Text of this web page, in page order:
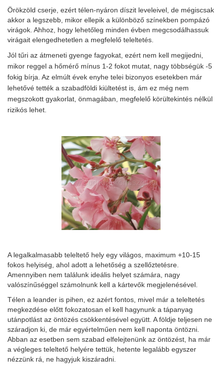
Örökzöld cserje, ezért télen-nyáron díszit leveleivel, de mégiscsak
akkor a legszebb, mikor ellepik a különböző színekben pompázó
virágok. Ahhoz, hogy lehetőleg minden évben megcsodálhassuk
virágait elengedhetetlen a megfelelő teleltetés.
Jól tűri az átmeneti gyenge fagyokat, ezért nem kell megijedni,
mikor reggel a hőmérő mínus 1-2 fokot mutat, nagy többségük -5
fokig bírja. Az elmúlt évek enyhe telei bizonyos esetekben már
lehetővé tették a szabadföldi kiültetést is, ám ez még nem
megszokott gyakorlat, önmagában, megfelelő körültekintés nélkül
rizikós lehet.
A legalkalmasabb teleltető hely egy világos, maximum +10-15
fokos helyiség, ahol adott a lehetőség a szellőztetésre.
Amennyiben nem találunk ideális helyet számára, nagy
valószínűséggel számolnunk kell a kártevők megjelenésével.
Télen a leander is pihen, ez azért fontos, mivel már a teleltetés
megkezdése előtt fokozatosan el kell hagynunk a tápanyag
utánpotlást az öntözés csökkentésével együtt. A földje teljesen ne
száradjon ki, de már egyértelműen nem kell naponta öntözni.
Abban az esetben sem szabad elfelejtenünk az öntözést, ha már
a végleges teleltető helyére tettük, hetente legalább egyszer
nézzünk rá, ne hagyjuk kiszáradni.